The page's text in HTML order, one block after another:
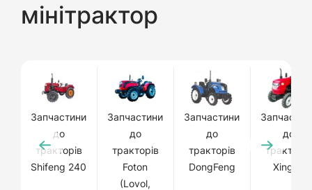
мінітрактор
Запчастини
до
тракторів
Shifeng 240
Запчастини
до
тракторів
Foton
(Lovol,
Запчастини
до
тракторів
DongFeng
до
тракторів
Xingtai